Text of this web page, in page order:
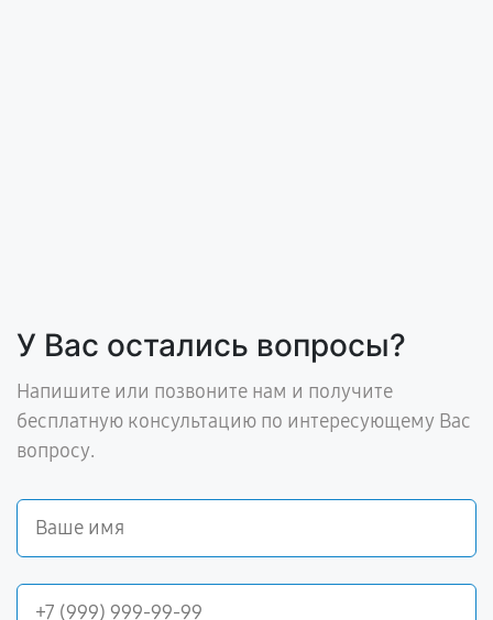
У Вас остались вопросы?
Напишите или позвоните нам и получите
бесплатную консультацию по интересующему Вас
вопросу.